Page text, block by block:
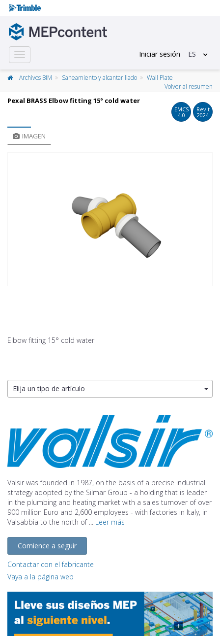
Toggle
navigation
Iniciar sesión ES
Archivos BIM Saneamiento y alcantarillado
Wall Plate
Volver al resumen
Pexal BRASS Elbow fitting 15° cold water
EMCS
4.0
Revit
2024
IMAGEN
Elbow fitting 15° cold water
Elija un tipo de artículo
Valsir was founded in 1987, on the basis of a precise industrial
strategy adopted by the Silmar Group - a holding that is leader
in the plumbing and heating market with a sales turnover of over
900 million Euro and 2,600 employees - with factories in Italy, in
Valsabbia to the north of ... Leer más
Comience a seguir
Contactar con el fabricante
Vaya a la página web